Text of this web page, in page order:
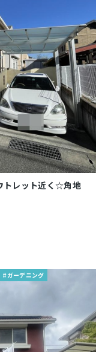
トレット近く☆角地
#ガーデニング